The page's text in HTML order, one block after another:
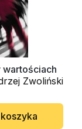
wartościach
Zwoliński